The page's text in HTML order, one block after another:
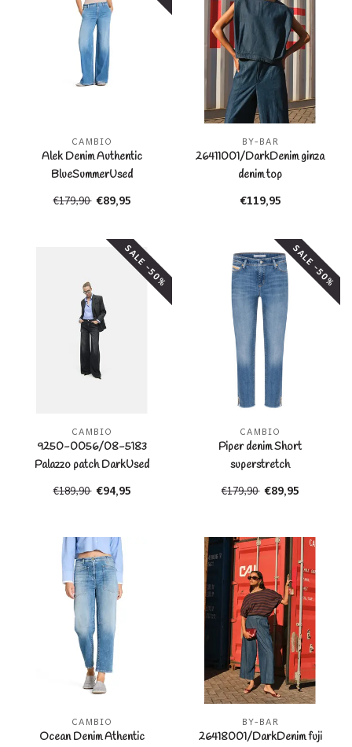
CAMBIO
Alek Denim Authentic
BlueSummerUsed
€179,90 €89,95
BY-BAR
26411001/DarkDenim ginza
denim top
€119,95
SALE -50%
CAMBIO
9250-0056/08-5183
Palazzo patch DarkUsed
€189,90 €94,95
SALE -50%
CAMBIO
Piper denim Short
superstretch
MediumFringedHem
€179,90 €89,95
CAMBIO
Ocean Denim Athentic
BY-BAR
26418001/DarkDenim fuji